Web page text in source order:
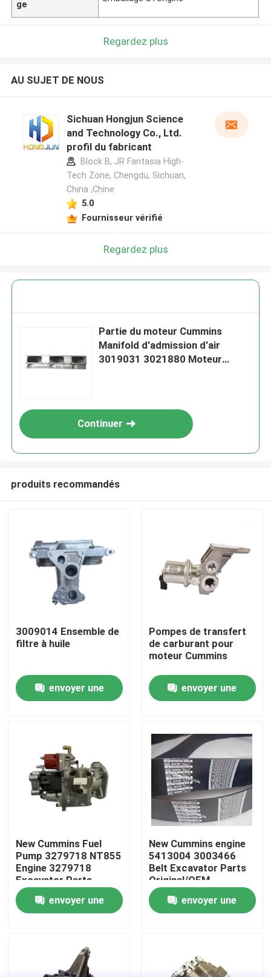
Aperçu
A propos de nous
Contrôle de la qualité
nouvelles
Demande de soumission
Pièces de rechange Cummins
ge
Regardez plus
AU SUJET DE NOUS
Sichuan Hongjun Science
and Technology Co., Ltd.
profil du fabricant
Block B, JR Fantasia High-
Tech Zone, Chengdu, Sichuan,
China ,Chine
5.0
Fournisseur vérifié
Regardez plus
Partie du moteur Cummins
Manifold d'admission d'air
3019031 3021880 Moteur
Continuer
produits recommandés
3009014 Ensemble de
filtre à huile
envoyer une
Pompes de transfert
de carburant pour
moteur Cummins
envoyer une
New Cummins Fuel
Pump 3279718 NT855
Engine 3279718
Excavator Parts
Original/OEM
envoyer une
New Cummins engine
5413004 3003466
Belt Excavator Parts
Original/OEM
envoyer une